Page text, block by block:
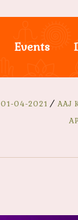
Events
01-04-2021
AAJ